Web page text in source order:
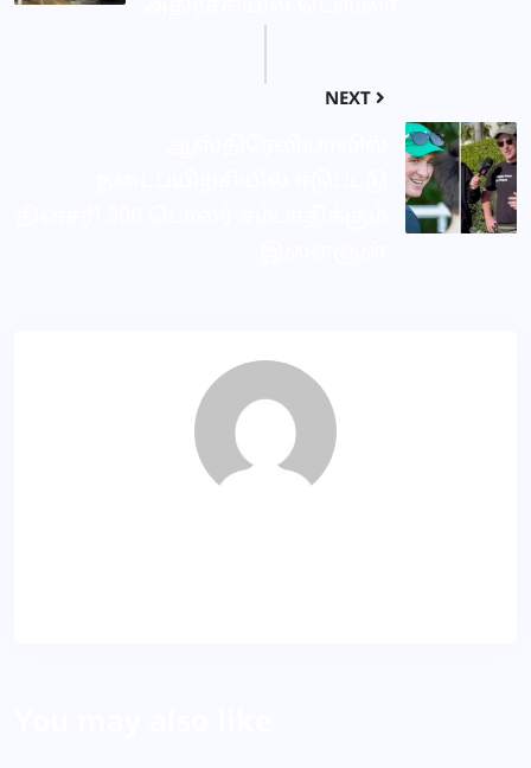
NEXT